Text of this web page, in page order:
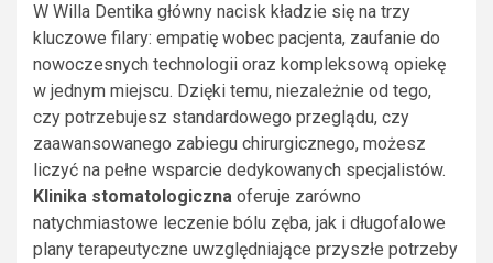
W Willa Dentika główny nacisk kładzie się na trzy
kluczowe filary: empatię wobec pacjenta, zaufanie do
nowoczesnych technologii oraz kompleksową opiekę
w jednym miejscu. Dzięki temu, niezależnie od tego,
czy potrzebujesz standardowego przeglądu, czy
zaawansowanego zabiegu chirurgicznego, możesz
liczyć na pełne wsparcie dedykowanych specjalistów.
Klinika stomatologiczna oferuje zarówno
natychmiastowe leczenie bólu zęba, jak i długofalowe
plany terapeutyczne uwzględniające przyszłe potrzeby